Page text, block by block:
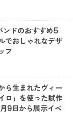
ドのおすすめ5
でおしゃれなデザ
プ
ら生まれたヴィー
ロ」を使った試作
9日から展示イベ